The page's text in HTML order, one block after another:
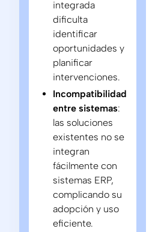
integrada
dificulta
identificar
oportunidades y
planificar
intervenciones.
Incompatibilidad
entre sistemas:
las soluciones
existentes no se
integran
fácilmente con
sistemas ERP,
complicando su
adopción y uso
eficiente.